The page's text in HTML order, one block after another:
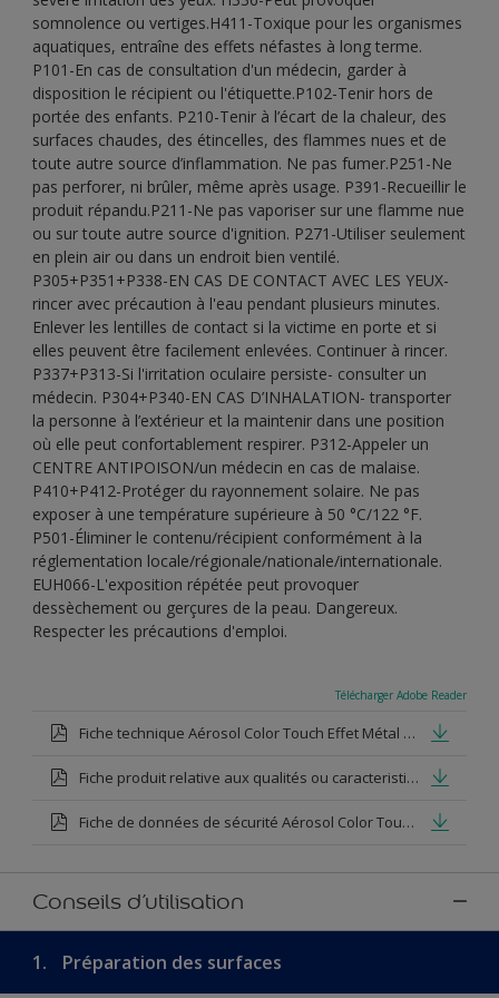
somnolence ou vertiges.H411-Toxique pour les organismes
aquatiques, entraîne des effets néfastes à long terme.
P101-En cas de consultation d'un médecin, garder à
disposition le récipient ou l'étiquette.P102-Tenir hors de
portée des enfants. P210-Tenir à l’écart de la chaleur, des
surfaces chaudes, des étincelles, des flammes nues et de
toute autre source d’inflammation. Ne pas fumer.P251-Ne
pas perforer, ni brûler, même après usage. P391-Recueillir le
produit répandu.P211-Ne pas vaporiser sur une flamme nue
ou sur toute autre source d'ignition. P271-Utiliser seulement
en plein air ou dans un endroit bien ventilé.
P305+P351+P338-EN CAS DE CONTACT AVEC LES YEUX-
rincer avec précaution à l'eau pendant plusieurs minutes.
Enlever les lentilles de contact si la victime en porte et si
elles peuvent être facilement enlevées. Continuer à rincer.
P337+P313-Si l'irritation oculaire persiste- consulter un
médecin. P304+P340-EN CAS D’INHALATION- transporter
la personne à l’extérieur et la maintenir dans une position
où elle peut confortablement respirer. P312-Appeler un
CENTRE ANTIPOISON/un médecin en cas de malaise.
P410+P412-Protéger du rayonnement solaire. Ne pas
exposer à une température supérieure à 50 °C/122 °F.
P501-Éliminer le contenu/récipient conformément à la
réglementation locale/régionale/nationale/internationale.
EUH066-L'exposition répétée peut provoquer
dessèchement ou gerçures de la peau. Dangereux.
Respecter les précautions d'emploi.
Télécharger Adobe Reader
Fiche technique Aérosol Color Touch Effet Métal Or Antique
Fiche produit relative aux qualités ou caracteristiques environnementales Aérosol Color Touch Effet Métal Or Antique
Fiche de données de sécurité Aérosol Color Touch Effet Métal or Antique
Conseils d’utilisation
1. Préparation des surfaces